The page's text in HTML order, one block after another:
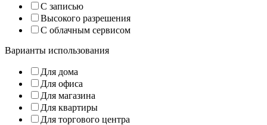
С записью
Высокого разрешения
С облачным сервисом
Варианты использования
Для дома
Для офиса
Для магазина
Для квартиры
Для торгового центра